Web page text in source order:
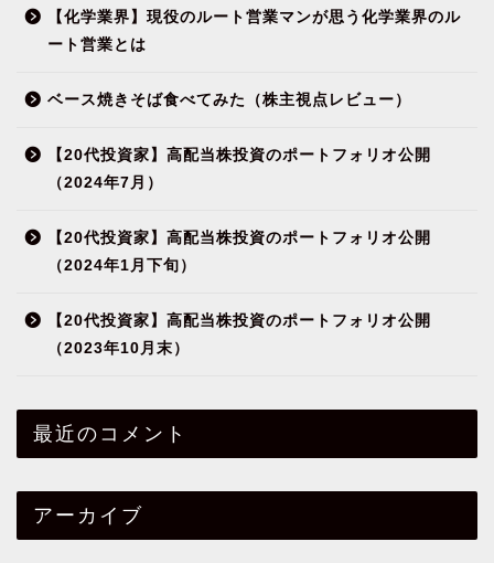
【化学業界】現役のルート営業マンが思う化学業界のル
ート営業とは
ベース焼きそば食べてみた（株主視点レビュー）
【20代投資家】高配当株投資のポートフォリオ公開
（2024年7月）
【20代投資家】高配当株投資のポートフォリオ公開
（2024年1月下旬）
【20代投資家】高配当株投資のポートフォリオ公開
（2023年10月末）
最近のコメント
アーカイブ